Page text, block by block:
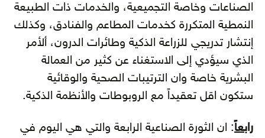
الصناعات وخاصة التجميعية، والخدمات ذات الطبيعة
النمطية المتكررة كخدمات المطاعم والفنادق، وكذلك
إنتشار تدريجي للزراعة الذكية وطائرات الدرون، ألأمر
الذي سيؤدي إلى الاستغناء عن كثير من العمالة
البشرية خاصة وان الترتيبات الصحية والوقائية
ستكون اقل تعقيداً مع الروبوطات والأنظمة الذكية.
رابعاً: ان الثورة الصناعية الرابعة والتي هي اليوم في